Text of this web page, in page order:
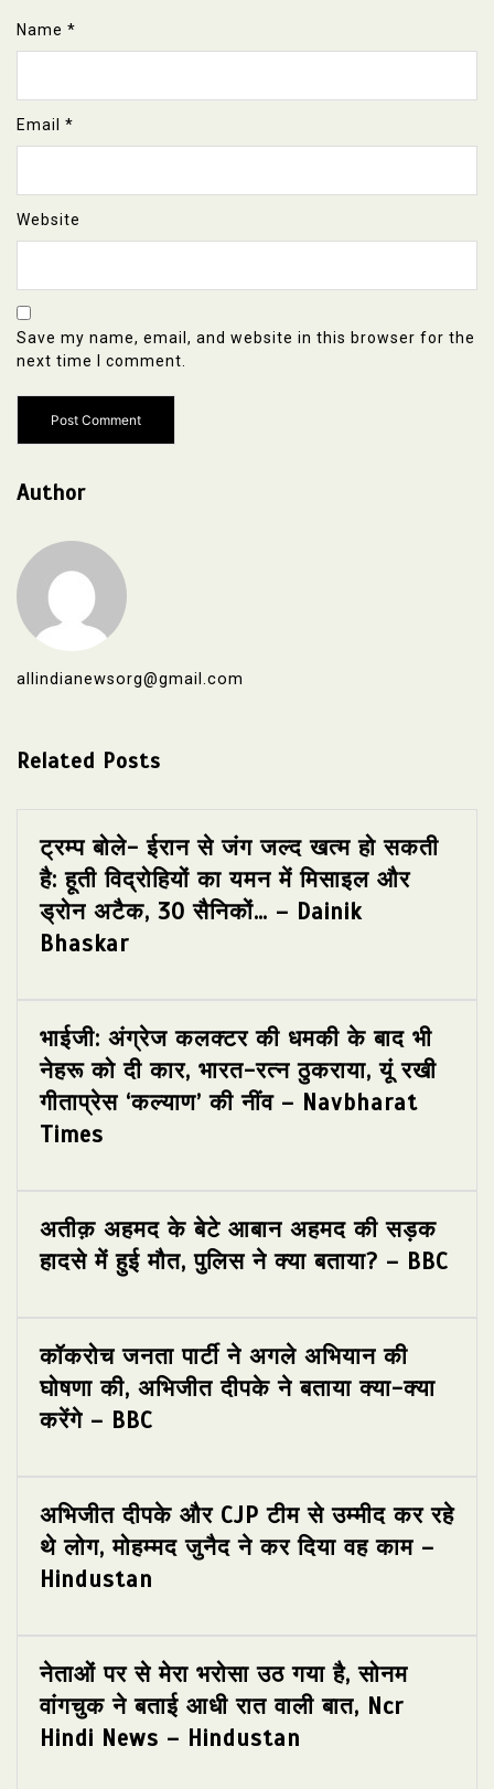
Name *
Email *
Website
Save my name, email, and website in this browser for the
next time I comment.
Author
allindianewsorg@gmail.com
Related Posts
ट्रम्प बोले- ईरान से जंग जल्द खत्म हो सकती
है: हूती विद्रोहियों का यमन में मिसाइल और
ड्रोन अटैक, 30 सैनिकों… – Dainik
Bhaskar
भाईजी: अंग्रेज कलक्टर की धमकी के बाद भी
नेहरू को दी कार, भारत-रत्न ठुकराया, यूं रखी
गीताप्रेस ‘कल्याण’ की नींव – Navbharat
Times
अतीक़ अहमद के बेटे आबान अहमद की सड़क
हादसे में हुई मौत, पुलिस ने क्या बताया? – BBC
कॉकरोच जनता पार्टी ने अगले अभियान की
घोषणा की, अभिजीत दीपके ने बताया क्या-क्या
करेंगे – BBC
अभिजीत दीपके और CJP टीम से उम्मीद कर रहे
थे लोग, मोहम्मद जुनैद ने कर दिया वह काम –
Hindustan
नेताओं पर से मेरा भरोसा उठ गया है, सोनम
वांगचुक ने बताई आधी रात वाली बात, Ncr
Hindi News – Hindustan